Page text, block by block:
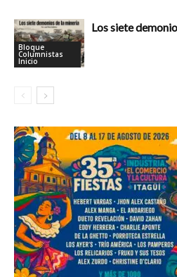
Bloque
Columnistas
Inicio
Los siete